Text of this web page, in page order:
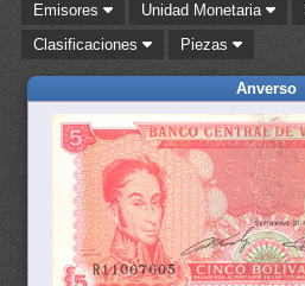
Emisores Unidad Monetaria
Clasificaciones
Piezas
Anverso